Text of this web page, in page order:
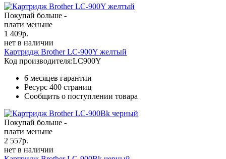
Покупай больше -
плати меньше
1 409р.
нет в наличии
Картридж Brother LC-900Y желтый
Код производителя:LC900Y
6 месяцев гарантии
Ресурс 400 страниц
Сообщить о поступлении товара
Покупай больше -
плати меньше
2 557р.
нет в наличии